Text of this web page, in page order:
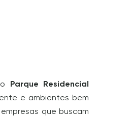
Parque Residencial
e ambientes bem
que buscam